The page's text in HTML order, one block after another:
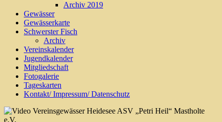
Archiv 2019
Gewässer
Gewässerkarte
Schwerster Fisch
Archiv
Vereinskalender
Jugendkalender
Mitgliedschaft
Fotogalerie
Tageskarten
Kontakt/ Impressum/ Datenschutz